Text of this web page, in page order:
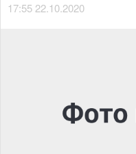
17:55 22.10.2020